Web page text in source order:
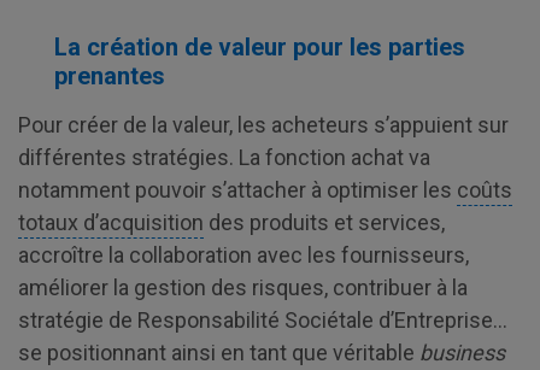
La création de valeur pour les parties
prenantes
Pour créer de la valeur, les acheteurs s’appuient sur
différentes stratégies. La fonction achat va
notamment pouvoir s’attacher à optimiser les coûts
totaux d’acquisition des produits et services,
accroître la collaboration avec les fournisseurs,
améliorer la gestion des risques, contribuer à la
stratégie de Responsabilité Sociétale d’Entreprise…
se positionnant ainsi en tant que véritable business